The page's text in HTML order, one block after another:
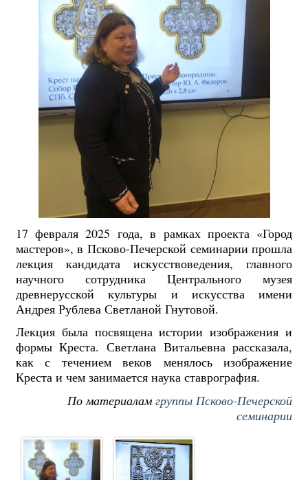
17 февраля 2025 года, в рамках проекта «Город
мастеров», в Псково-Печерской семинарии прошла
лекция кандидата искусствоведения, главного
научного сотрудника Центрального музея
древнерусской культуры и искусства имени
Андрея Рублева Светланой Гнутовой.
Лекция была посвящена истории изображения и
формы Креста. Светлана Витальевна рассказала,
как с течением веков менялось изображение
Креста и чем занимается наука ставрография.
По материаламгруппы Псково-Печерской
семинарии